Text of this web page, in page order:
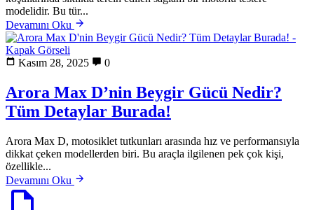
modelidir. Bu tür...
Devamını Oku
Kasım 28, 2025 0
Arora Max D’nin Beygir Gücü Nedir?
Tüm Detaylar Burada!
Arora Max D, motosiklet tutkunları arasında hız ve performansıyla
dikkat çeken modellerden biri. Bu araçla ilgilenen pek çok kişi,
özellikle...
Devamını Oku